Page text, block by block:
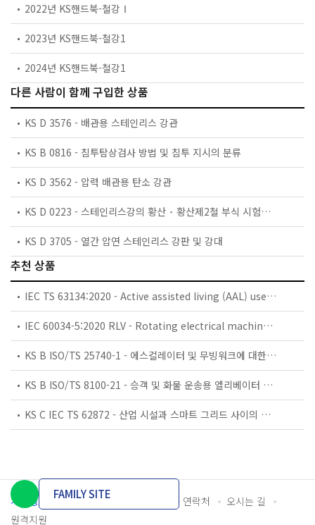
2022년 KS핸드북-철강Ⅰ
2023년 KS핸드북-철강1
2024년 KS핸드북-철강1
다른 사람이 함께 구입한 상품
KS D 3576 - 배관용 스테인리스 강관
KS B 0816 - 침투탐상검사 방법 및 침투 지시의 분류
KS D 3562 - 압력 배관용 탄소 강관
KS D 0223 - 스테인리스강의 황산 ･ 황산제2철 부식 시험방법
KS D 3705 - 열간 압연 스테인리스 강판 및 강대
추천 상품
IEC TS 63134:2020 - Active assisted living (AAL) use cases
IEC 60034-5:2020 RLV - Rotating electrical machines - Part 5: Degrees of protection provided by the integral design of rotating electrical machines (IP code) - Classification
KS B ISO/TS 25740-1 - 에스컬레이터 및 무빙워크에 대한 안전요건 — 제1부: 세계공통 필수 안전요건(GESRs)
KS B ISO/TS 8100-21 - 승객 및 화물 운송용 엘리베이터 —제21부: 세계공통 필수안전요건(GESRs)을 충족하는 세계공통 안전 파라미터(GSPs)
KS C IEC TS 62872 - 산업 시설과 스마트 그리드 사이의 산업 공정 측정, 제어 및 자동화 시스템 인터페이스
개인정보처리방침 이용약관 담당자 연락처
오시는 길
원격지원
FAMILY SITE